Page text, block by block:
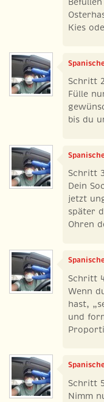
Kies
Schritt
Fülle
bis du
Schritt
Dein
jetzt
später
Ohren
Schritt
Wenn
hast,
und
Schritt
Nimm